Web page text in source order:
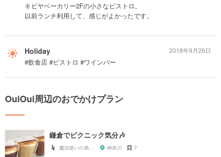
キビヤベーカリー2Fの小さなビストロ。
以前ランチ利用して、感じがよかったです。
Holiday
#飲食店 #ビストロ #ワインバー
2018年9月26日
OuiOui周辺のおでかけプラン
鎌倉でピクニック気分🎶
神奈川 7